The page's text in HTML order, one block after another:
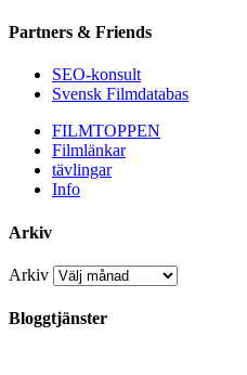
Partners & Friends
SEO-konsult
Svensk Filmdatabas
FILMTOPPEN
Filmlänkar
tävlingar
Info
Arkiv
Arkiv
Bloggtjänster